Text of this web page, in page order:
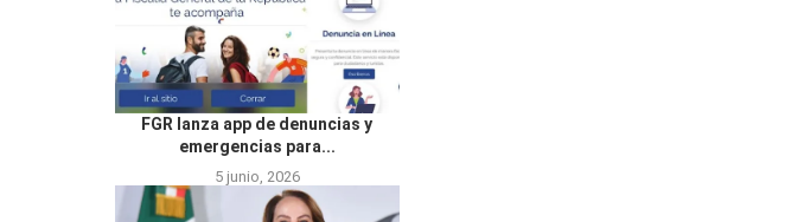
FGR lanza app de denuncias y
emergencias para...
5 junio, 2026